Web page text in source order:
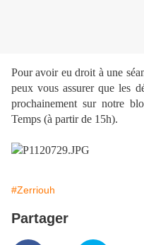
Pour avoir eu droit à une
peux vous assurer que les
prochainement sur notre
Temps (à partir de 15h).
#Zerriouh
Partager